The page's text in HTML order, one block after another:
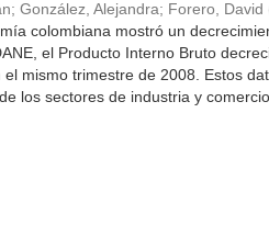
;González, Alejandra; Forero, David
colombiana mostró un
el Producto Interno Bruto
mismo trimestre de 2008. Estos
los sectores de industria y